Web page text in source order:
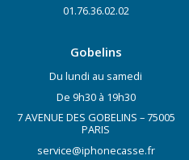
01.76.36.02.02
Gobelins
Du lundi au samedi
De 9h30 à 19h30
7 AVENUE DES GOBELINS – 75005
PARIS
service@iphonecasse.fr